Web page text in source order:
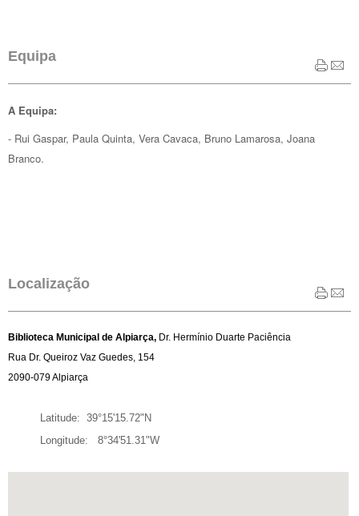
Equipa
A Equipa:
- Rui Gaspar, Paula Quinta, Vera Cavaca, Bruno Lamarosa, Joana
Branco.
Localização
Biblioteca Municipal de Alpiarça, Dr. Hermínio Duarte Paciência
Rua Dr. Queiroz Vaz Guedes, 154
2090-079 Alpiarça
Latitude: 39°15'15.72"N
Longitude: 8°34'51.31"W